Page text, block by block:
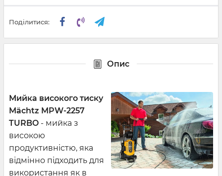
Поділитися:
Опис
Мийка високого тиску
Mächtz MPW-2257
TURBO - мийка з
високою
продуктивністю, яка
відмінно підходить для
використання як в